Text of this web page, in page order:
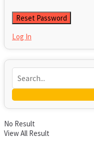
Log In
No Result
View All Result